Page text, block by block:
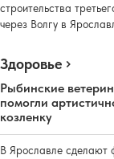
строительства
через Волгу в
Здоровье
Рыбинские
помогли
козленку
В Ярославле сделают